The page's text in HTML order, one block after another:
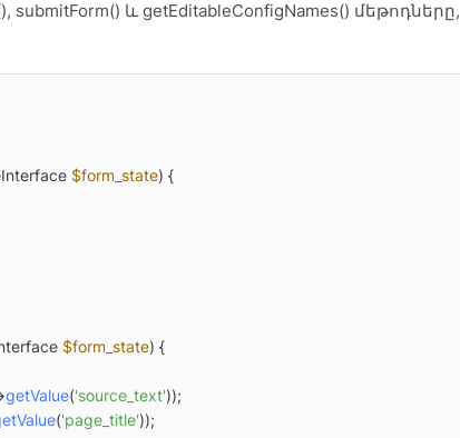
և getEditableConfigNames() մեթոդները,
$form_state) {
$form_state) {
getValue('source_text'));
('page_title'));